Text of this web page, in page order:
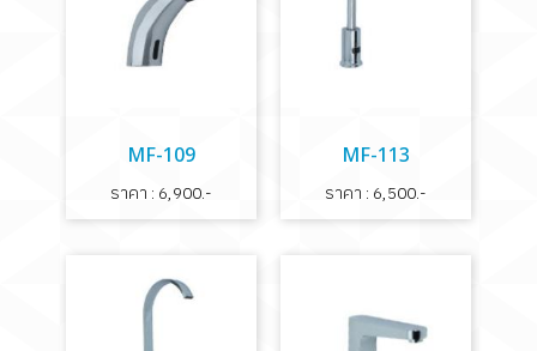
MF-109
ราคา : 6,900.-
MF-113
ราคา : 6,500.-